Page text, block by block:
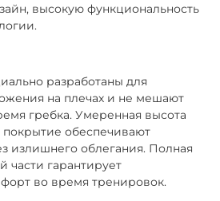
высокую функциональность
разработаны для
на плечах и не мешают
гребка. Умеренная высота
обеспечивают
излишнего облегания. Полная
части гарантирует
во время тренировок.